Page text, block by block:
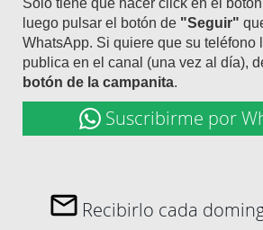
Solo tiene que hacer click en el
luego pulsar el botón de "Seguir"
WhatsApp. Si quiere que su teléfono
publica en el canal (una vez al día),
botón de la campanita.
Suscribirme por
Recibirlo cada